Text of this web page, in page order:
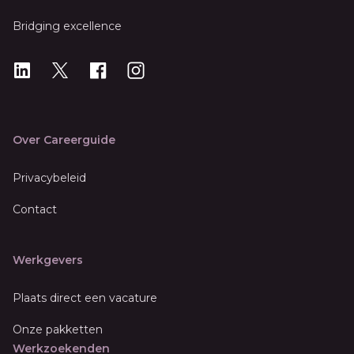
Bridging excellence
LinkedIn
X Instagram
Over Careerguide
Privacybeleid
Contact
Werkgevers
Plaats direct een vacature
Onze pakketten
Werkzoekenden